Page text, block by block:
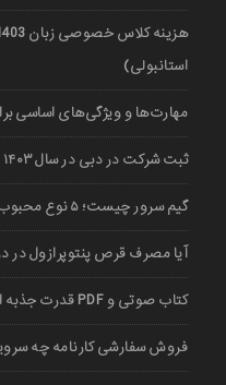
استانبولی)
مهارت‌ها و ویژگی‌های اساسی
ثبت شرکت در دبی در سال ۱۴۰۳
گیم سرور چیست؛ ۵ نوع محبوب آن
آیا مصرف قرص پنتوپرازول در
کتاب صوتی و PDF قدرت جذبه از برایان تریسی
فروش سفارشی کارنامه چه